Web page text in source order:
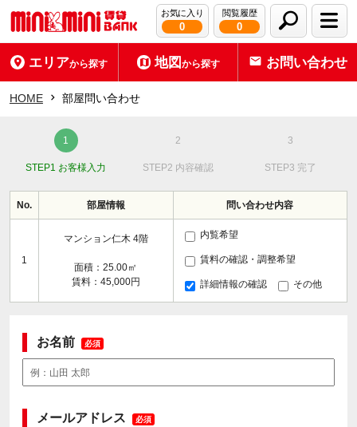
お気に入り
0
閲覧履歴
0
エリアから探す 地図から探す お問い合わせ
HOME 部屋問い合わせ
STEP1 お客様入力 STEP2 内容確認 STEP3 完了
No. 部屋情報 問い合わせ内容
1
マンション仁木 4階
面積：25.00㎡
賃料：45,000円
内覧希望
賃料の確認・調整希望
詳細情報の確認 その他
お名前 必須
メールアドレス 必須